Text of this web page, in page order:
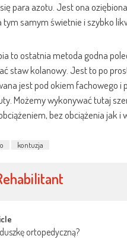
para azotu. Jest ona
tym samym świetnie i szybko
to ostatnia metoda godna
staw kolanowy. Jest to po
jest pod okiem fachowego i
Możemy wykonywać tutaj
bez obciążenia jak i
kontuzja
ortopedyczną?